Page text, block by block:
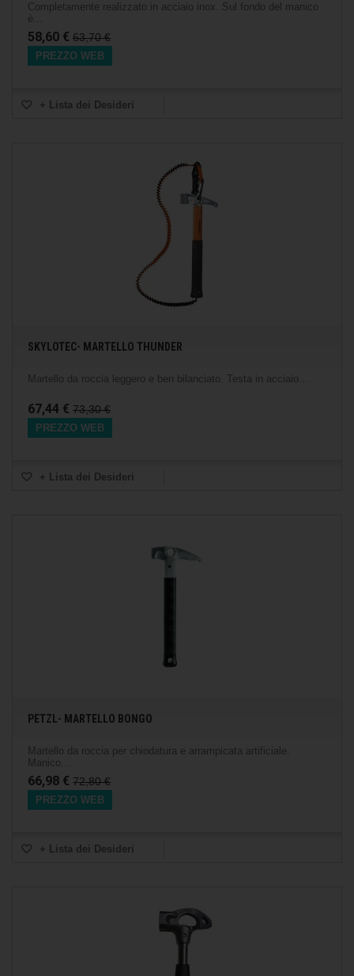
Completamente realizzato in acciaio inox. Sul fondo del manico
è...
58,60 € 63,70 €
PREZZO WEB
+ Lista dei Desideri
SKYLOTEC- MARTELLO THUNDER
Martello da roccia leggero e ben bilanciato. Testa in acciaio...
67,44 € 73,30 €
PREZZO WEB
+ Lista dei Desideri
PETZL- MARTELLO BONGO
Martello da roccia per chiodatura e arrampicata artificiale.
Manico...
66,98 € 72,80 €
PREZZO WEB
+ Lista dei Desideri